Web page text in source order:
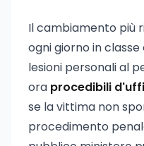
Il cambiamento più
ogni giorno in
lesioni personali al
ora procedibili
se la vittima non
procedimento